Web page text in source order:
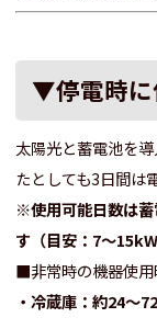
▼停電時に
太陽光と蓄電池を
たとしても3日間は
※使用可能日数は蓄
す（目安：7～
■非常時の機器使用
・冷蔵庫：約24～